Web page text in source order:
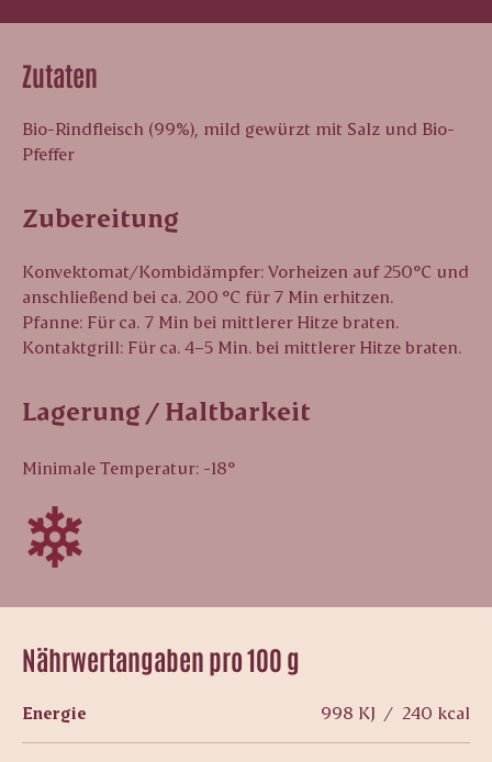
Nährwertangaben pro 100 g
Energie 998 KJ / 240 kcal
Zutaten
Bio-Rindfleisch (99%), mild gewürzt mit Salz und Bio-
Pfeffer
Zubereitung
Konvektomat/Kombidämpfer: Vorheizen auf 250°C und
anschließend bei ca. 200 °C für 7 Min erhitzen.
Pfanne: Für ca. 7 Min bei mittlerer Hitze braten.
Kontaktgrill: Für ca. 4–5 Min. bei mittlerer Hitze braten.
Lagerung / Haltbarkeit
Minimale Temperatur: -18°